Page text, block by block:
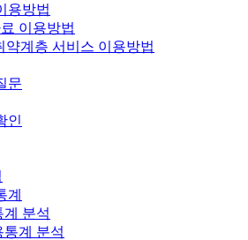
용방법
이용방법
약계층 서비스 이용방법
문
인
계
계 분석
통계 분석